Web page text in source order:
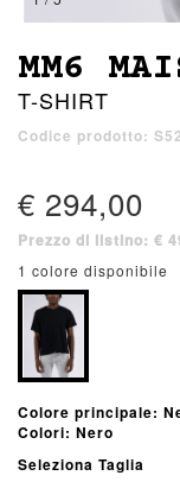
MM6
T-SHIRT
Codice prodotto:
€ 294,00
Prezzo di listino: €
1 colore disponibile
Colore principale:
Colori: Nero
Seleziona Taglia